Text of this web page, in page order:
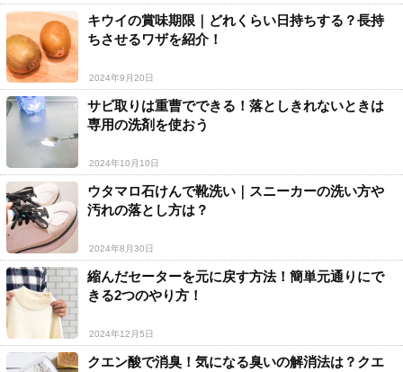
キウイの賞味期限｜どれくらい日持ちする？長持
ちさせるワザを紹介！
2024年9月20日
サビ取りは重曹でできる！落としきれないときは
専用の洗剤を使おう
2024年10月10日
ウタマロ石けんで靴洗い｜スニーカーの洗い方や
汚れの落とし方は？
2024年8月30日
縮んだセーターを元に戻す方法！簡単元通りにで
きる2つのやり方！
2024年12月5日
クエン酸で消臭！気になる臭いの解消法は？クエ